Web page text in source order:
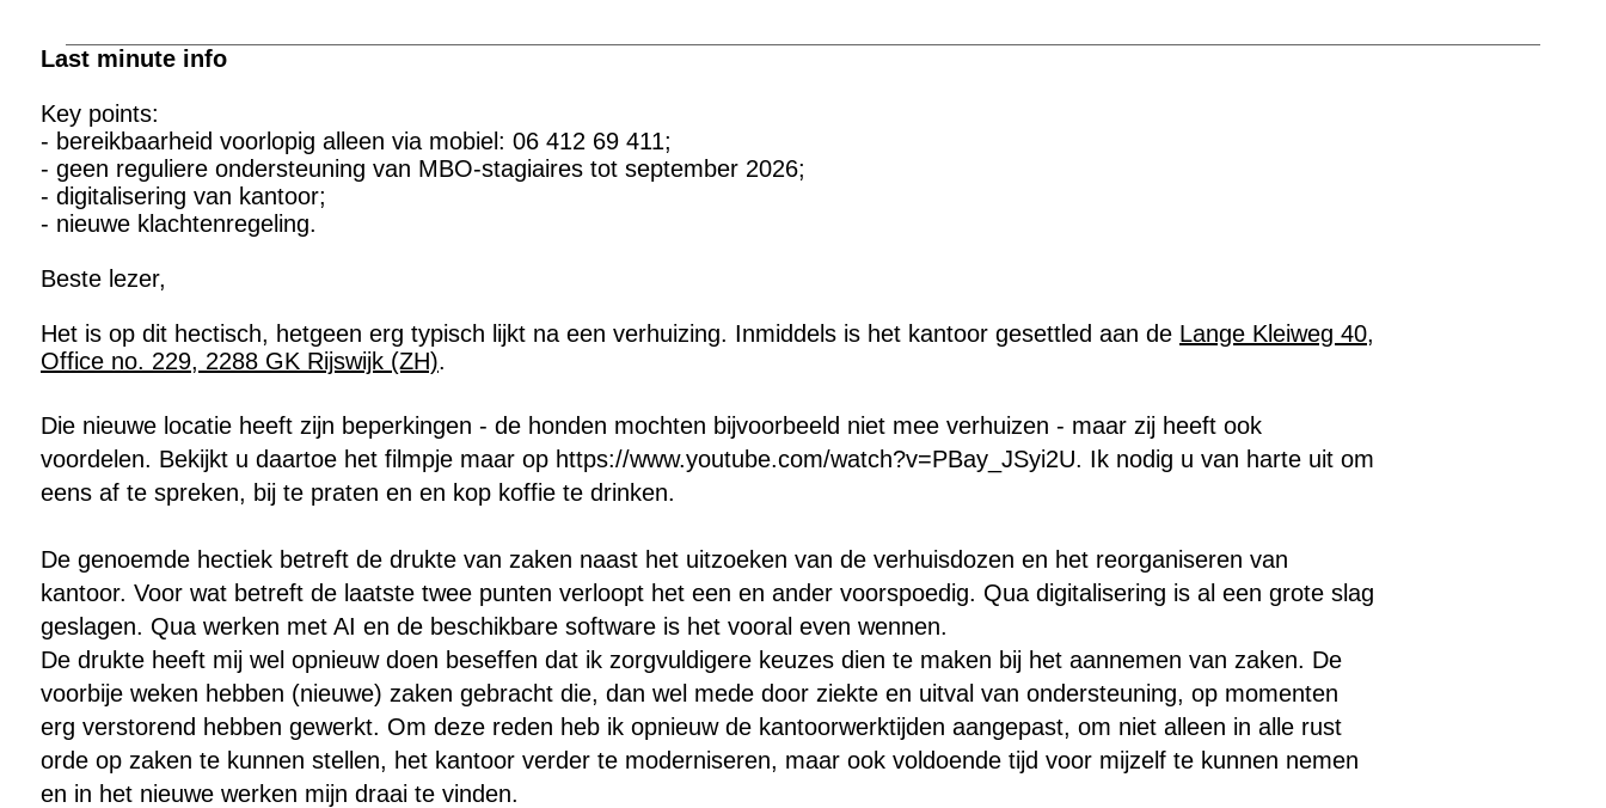
Last minute info
Key points:
- bereikbaarheid voorlopig alleen via mobiel: 06 412 69 411;
- geen reguliere ondersteuning van MBO-stagiaires tot september 2026;
- digitalisering van kantoor;
- nieuwe klachtenregeling.
Beste lezer,
Het is op dit hectisch, hetgeen erg typisch lijkt na een verhuizing. Inmiddels is het kantoor gesettled aan de Lange Kleiweg 40,
Office no. 229, 2288 GK Rijswijk (ZH).
Die nieuwe locatie heeft zijn beperkingen - de honden mochten bijvoorbeeld niet mee verhuizen - maar zij heeft ook
voordelen. Bekijkt u daartoe het filmpje maar op https://www.youtube.com/watch?v=PBay_JSyi2U. Ik nodig u van harte uit om
eens af te spreken, bij te praten en en kop koffie te drinken.
De genoemde hectiek betreft de drukte van zaken naast het uitzoeken van de verhuisdozen en het reorganiseren van
kantoor. Voor wat betreft de laatste twee punten verloopt het een en ander voorspoedig. Qua digitalisering is al een grote slag
geslagen. Qua werken met AI en de beschikbare software is het vooral even wennen.
De drukte heeft mij wel opnieuw doen beseffen dat ik zorgvuldigere keuzes dien te maken bij het aannemen van zaken. De
voorbije weken hebben (nieuwe) zaken gebracht die, dan wel mede door ziekte en uitval van ondersteuning, op momenten
erg verstorend hebben gewerkt. Om deze reden heb ik opnieuw de kantoorwerktijden aangepast, om niet alleen in alle rust
orde op zaken te kunnen stellen, het kantoor verder te moderniseren, maar ook voldoende tijd voor mijzelf te kunnen nemen
en in het nieuwe werken mijn draai te vinden.